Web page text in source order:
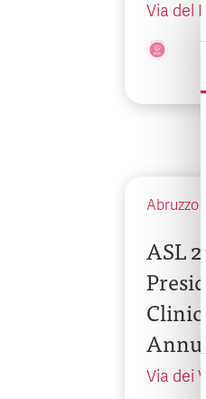
Via del
Abruzzo
ASL
Via dei